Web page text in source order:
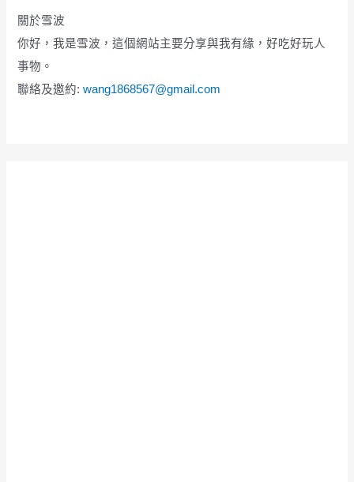
關於雪波
你好，我是雪波，這個網站主要分享與我有緣，好吃好玩人
事物。
聯絡及邀約:wang1868567@gmail.com